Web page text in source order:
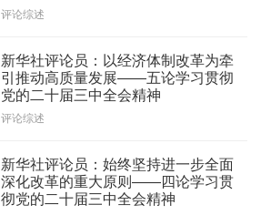
评论综述
新华社评论员：以经济体制改革为牵
引推动高质量发展——五论学习贯彻
党的二十届三中全会精神
评论综述
新华社评论员：始终坚持进一步全面
深化改革的重大原则——四论学习贯
彻党的二十届三中全会精神